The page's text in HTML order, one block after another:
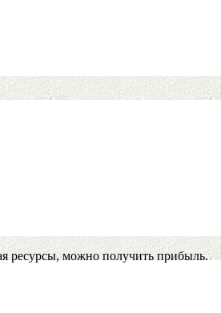
ресурсы, можно получить прибыль.